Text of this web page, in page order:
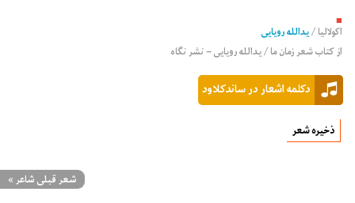
■
اکولالیا/یدالله رویایی
از کتاب شعر زمان ما / یدالله رویایی – نشر نگاه
دکلمه اشعار در ساندکلاود
ذخیره شعر
شعر قبلی شاعر»